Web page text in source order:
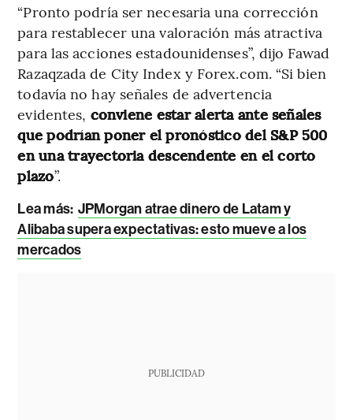
“Pronto podría ser necesaria una corrección
para restablecer una valoración más atractiva
para las acciones estadounidenses”, dijo Fawad
Razaqzada de City Index y Forex.com. “Si bien
todavía no hay señales de advertencia
evidentes, conviene estar alerta ante señales
que podrían poner el pronóstico del S&P 500
en una trayectoria descendente en el corto
plazo”.
Lea más: JPMorgan atrae dinero de Latam y
Alibaba supera expectativas: esto mueve a los
mercados
PUBLICIDAD